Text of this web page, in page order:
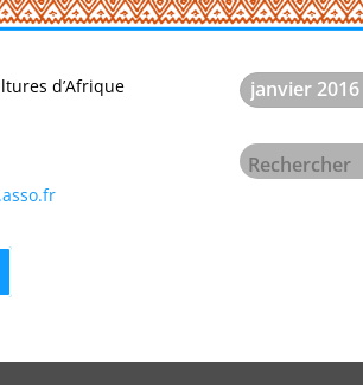
d’Afrique
janvier 2016